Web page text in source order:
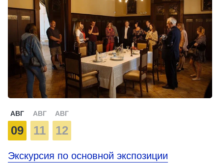
АВГ
09
АВГ
11
АВГ
12
Экскурсия по основной экспозиции